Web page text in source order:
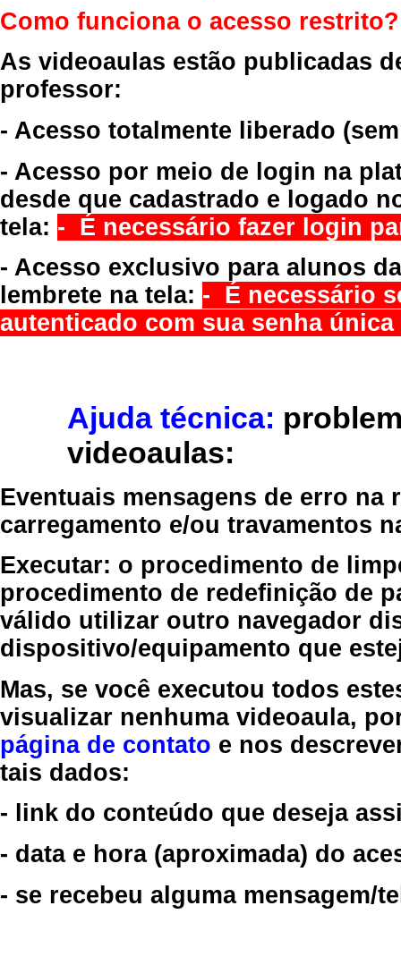
Como funciona o acesso restrito?
As videoaulas estão publicadas
professor:
- Acesso totalmente liberado
- Acesso por meio de login na
desde que cadastrado e logado
tela: - É necessário fazer login
- Acesso exclusivo para alunos
lembrete na tela: - É necessário
autenticado com sua senha
Ajuda técnica:
videoaulas:
Eventuais mensagens de erro
carregamento e/ou travamentos
Executar: o procedimento de
procedimento de redefinição de
válido utilizar outro navegador
dispositivo/equipamento que
Mas, se você executou todos
visualizar nenhuma videoaula,
página de contato e nos
tais dados:
- link do conteúdo que deseja
- data e hora (aproximada) do
- se recebeu alguma mensagem/